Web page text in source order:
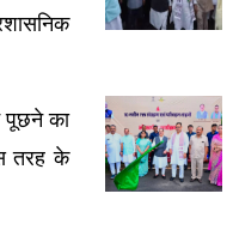
पूछने का
तरह के